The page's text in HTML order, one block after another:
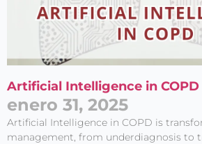
Artificial Intelligence in COPD
enero 31, 2025
Artificial Intelligence in COPD is
management, from underdiagnosis to